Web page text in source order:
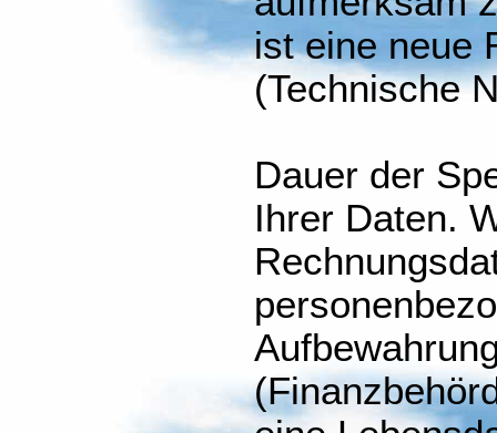
ist eine neue
(Technische
Dauer der
Ihrer Daten.